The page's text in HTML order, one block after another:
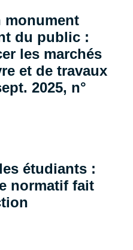
monument
du public :
les marchés
et de travaux
2025, n°
étudiants :
normatif fait